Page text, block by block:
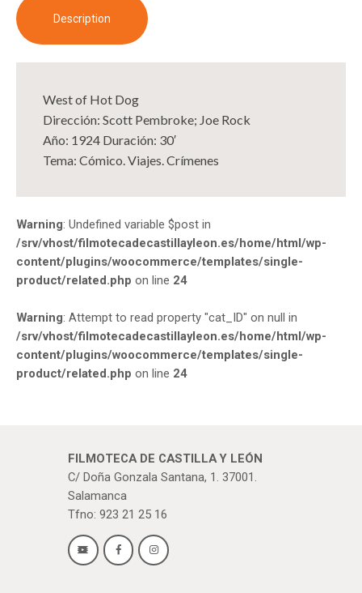
Description
West of Hot Dog
Dirección: Scott Pembroke; Joe Rock
Año: 1924 Duración: 30′
Tema: Cómico. Viajes. Crímenes
Warning: Undefined variable $post in
/srv/vhost/filmotecadecastillayleon.es/home/html/wp-
content/plugins/woocommerce/templates/single-
product/related.php on line 24
Warning: Attempt to read property "cat_ID" on null in
/srv/vhost/filmotecadecastillayleon.es/home/html/wp-
content/plugins/woocommerce/templates/single-
product/related.php on line 24
FILMOTECA DE CASTILLA Y LEÓN
C/ Doña Gonzala Santana, 1. 37001.
Salamanca
Tfno: 923 21 25 16